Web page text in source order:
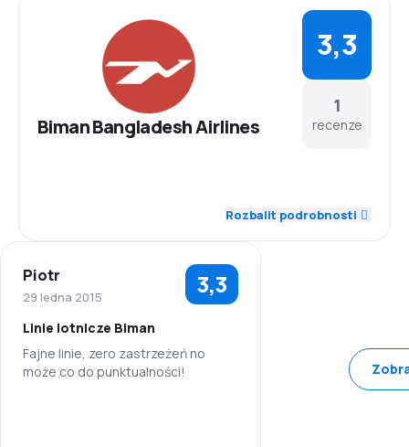
Biman Bangladesh Airlines
1
recenze
3,3
Síť spojení
Ceny letenek
Komfort cestování 4,0
Rozbalit podrobnosti
Piotr
29 ledna 2015 3,3
Linie lotnicze Biman
Fajne linie, zero zastrzeżeń no
może co do punktualności!